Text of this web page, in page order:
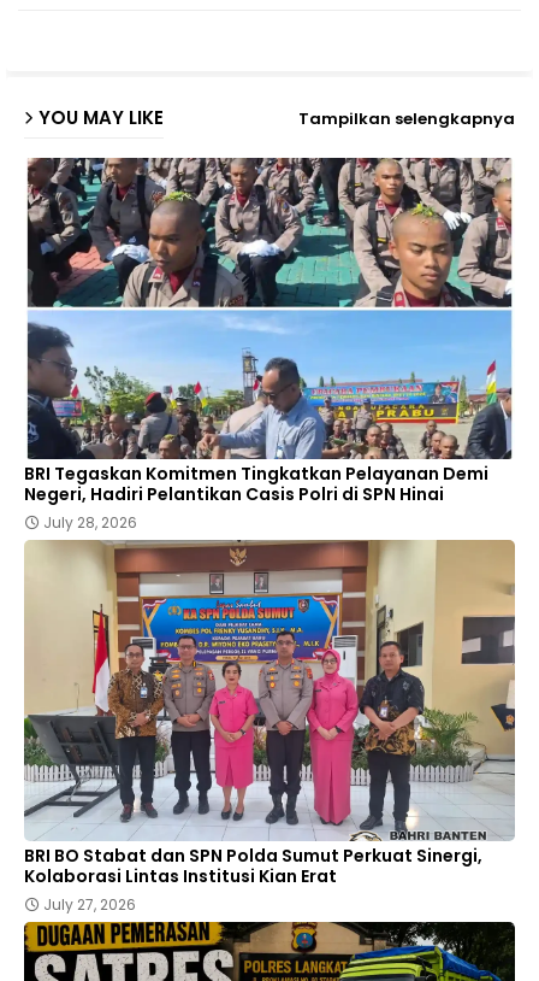
YOU MAY LIKE Tampilkan selengkapnya
BRI Tegaskan Komitmen Tingkatkan Pelayanan Demi
Negeri, Hadiri Pelantikan Casis Polri di SPN Hinai
July 28, 2026
BRI BO Stabat dan SPN Polda Sumut Perkuat Sinergi,
Kolaborasi Lintas Institusi Kian Erat
July 27, 2026